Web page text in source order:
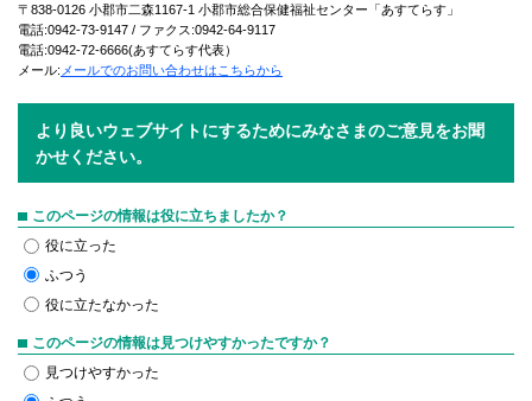
〒838-0126 小郡市二森1167-1 小郡市総合保健福祉センター「あすてらす」
電話:0942-73-9147 / ファクス:0942-64-9117
電話:0942-72-6666(あすてらす代表）
メール: メールでのお問い合わせはこちらから
より良いウェブサイトにするためにみなさまのご意見をお聞
かせください。
このページの情報は役に立ちましたか？
役に立った
ふつう
役に立たなかった
このページの情報は見つけやすかったですか？
見つけやすかった